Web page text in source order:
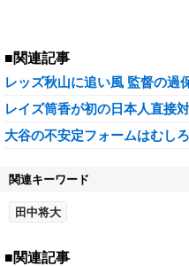
■関連記事
レッズ秋山に追い風 監督の過
レイズ筒香が初の日本人直接
大谷の不安定フォームはむし
関連キーワード
田中将大
■関連記事